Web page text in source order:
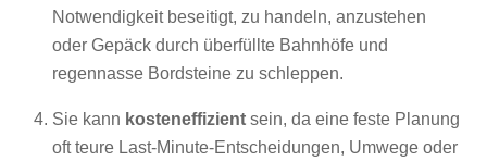
Notwendigkeit beseitigt, zu handeln, anzustehen
oder Gepäck durch überfüllte Bahnhöfe und
regennasse Bordsteine zu schleppen.
Sie kann kosteneffizient sein, da eine feste Planung
oft teure Last-Minute-Entscheidungen, Umwege oder